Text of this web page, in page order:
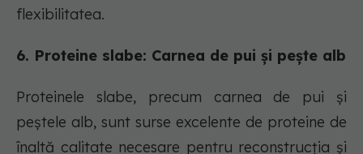
flexibilitatea.
6. Proteine slabe: Carnea de pui și pește alb
Proteinele slabe, precum carnea de pui și
peștele alb, sunt surse excelente de proteine de
înaltă calitate necesare pentru reconstrucția și